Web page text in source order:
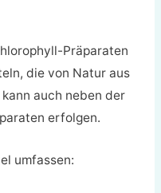
Präparaten
die von Natur aus
auch neben der
erfolgen.
umfassen: